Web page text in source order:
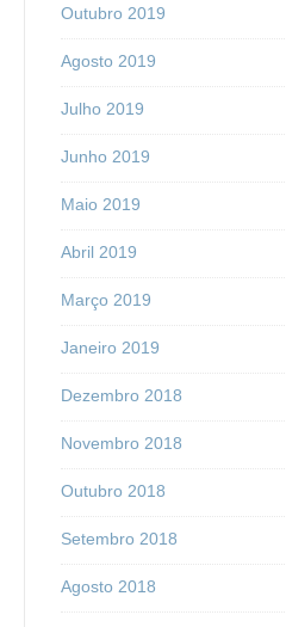
Outubro 2019
Agosto 2019
Julho 2019
Junho 2019
Maio 2019
Abril 2019
Março 2019
Janeiro 2019
Dezembro 2018
Novembro 2018
Outubro 2018
Setembro 2018
Agosto 2018